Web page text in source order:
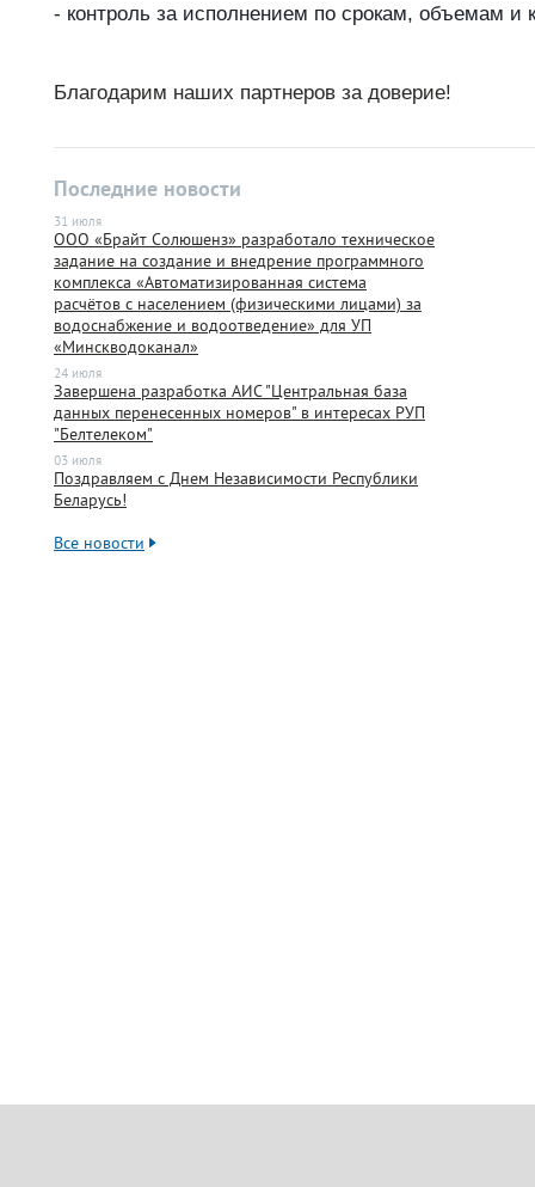
- контроль за исполнением по срокам, объемам и
Благодарим наших партнеров за доверие!
Последние новости
31 июля
ООО «Брайт Солюшенз» разработало техническое
задание на создание и внедрение программного
комплекса «Автоматизированная система
расчётов с населением (физическими лицами) за
водоснабжение и водоотведение» для УП
«Минскводоканал»
24 июля
Завершена разработка АИС "Центральная база
данных перенесенных номеров" в интересах РУП
"Белтелеком"
03 июля
Поздравляем с Днем Независимости Республики
Беларусь!
Все новости